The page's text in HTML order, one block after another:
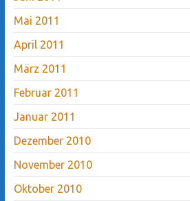
Mai 2011
April 2011
März 2011
Februar 2011
Januar 2011
Dezember 2010
November 2010
Oktober 2010